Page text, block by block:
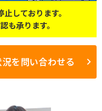
しております。
も承ります。
を問い合わせる